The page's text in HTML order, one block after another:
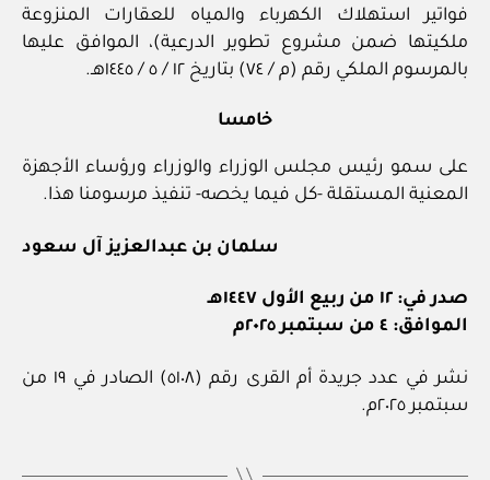
فواتير استهلاك الكهرباء والمياه للعقارات المنزوعة
ملكيتها ضمن مشروع تطوير الدرعية)، الموافق عليها
بالمرسوم الملكي رقم (م / ٧٤) بتاريخ ١٢ / ٥ / ١٤٤٥هـ.
خامسا
على سمو رئيس مجلس الوزراء والوزراء ورؤساء الأجهزة
المعنية المستقلة -كل فيما يخصه- تنفيذ مرسومنا هذا.
سلمان بن عبدالعزيز آل سعود
صدر في: ١٢ من ربيع الأول ١٤٤٧هـ
الموافق: ٤ من سبتمبر ٢٠٢٥م
نشر في عدد جريدة أم القرى رقم (٥١٠٨) الصادر في ١٩ من
سبتمبر ٢٠٢٥م.